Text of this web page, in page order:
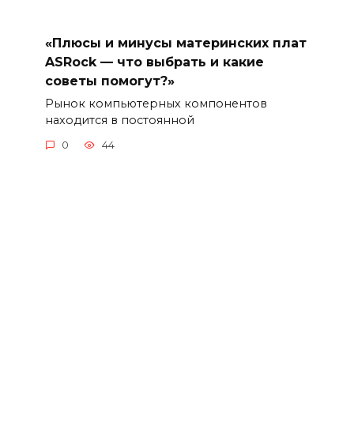
«Плюсы и минусы материнских плат
ASRock — что выбрать и какие
советы помогут?»
Рынок компьютерных компонентов
находится в постоянной
0 44